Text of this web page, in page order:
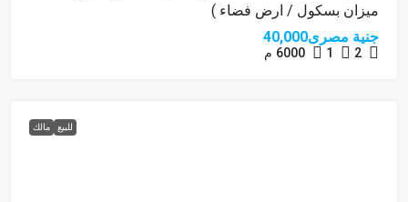
ميزان بسكول / ارض فضاء )
جنية مصرى40,000
2
1
6000 م
للبيع مالك